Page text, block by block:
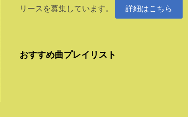
リースを募集しています。
詳細はこちら
おすすめ曲プレイリスト